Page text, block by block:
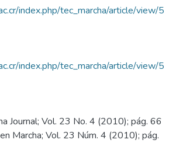
index.php/tec_marcha/article/view/5
index.php/tec_marcha/article/view/5
Journal; Vol. 23 No. 4 (2010); pág. 66
Marcha; Vol. 23 Núm. 4 (2010); pág.